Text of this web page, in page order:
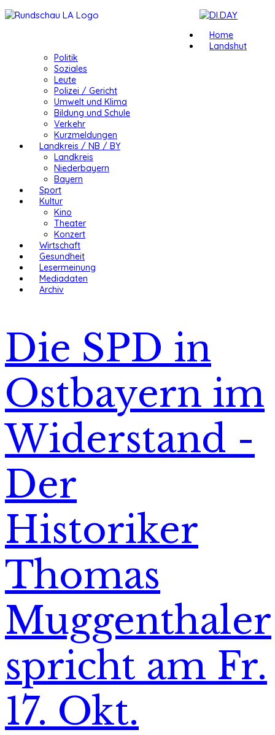
Home
Landshut
Politik
Soziales
Leute
Polizei / Gericht
Umwelt und Klima
Bildung und Schule
Verkehr
Kurzmeldungen
Landkreis / NB / BY
Landkreis
Niederbayern
Bayern
Sport
Kultur
Kino
Theater
Konzert
Wirtschaft
Gesundheit
Lesermeinung
Mediadaten
Archiv
Die SPD in
Ostbayern im
Widerstand -
Der
Historiker
Thomas
Muggenthaler
spricht am Fr.
17. Okt.